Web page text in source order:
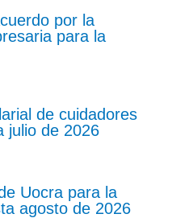
por la
para la
de cuidadores
julio de 2026
Uocra para la
agosto de 2026